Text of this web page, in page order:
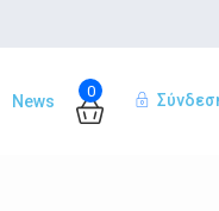
0
News